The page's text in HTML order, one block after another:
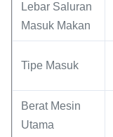
Lebar Saluran
Masuk Makan
Tipe Masuk
Berat Mesin
Utama